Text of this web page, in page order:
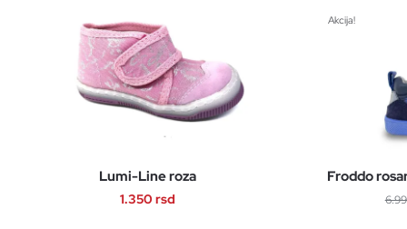
Lumi-Line roza
1.350 rsd
Akcija!
Froddo